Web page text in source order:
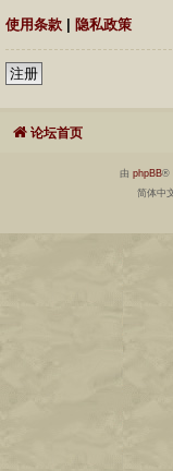
使用条款 隐私政策
注册
论坛首页
由 phpBB®
简体中